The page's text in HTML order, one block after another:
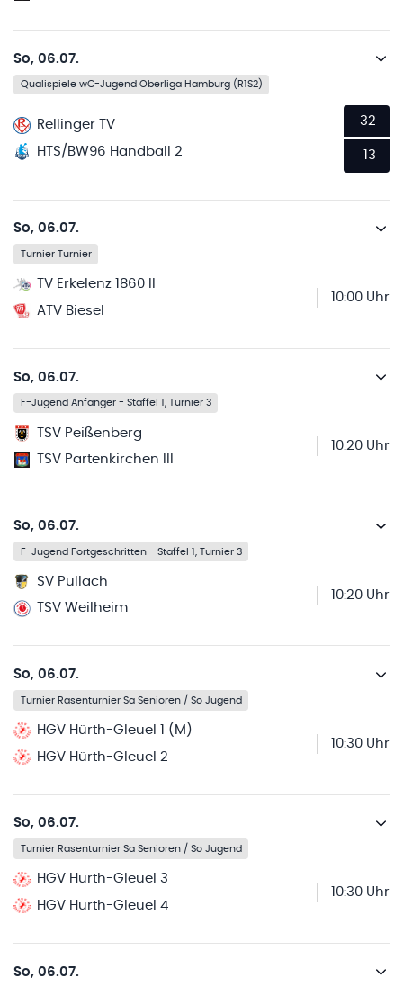
So, 06.07.
Qualispiele wC-Jugend Oberliga Hamburg (R1S2)
Rellinger TV
HTS/BW96 Handball 2
32
13
So, 06.07.
Turnier Turnier
TV Erkelenz 1860 II
ATV Biesel
10:00 Uhr
So, 06.07.
F-Jugend Anfänger - Staffel 1, Turnier 3
TSV Peißenberg
TSV Partenkirchen III
10:20 Uhr
So, 06.07.
F-Jugend Fortgeschritten - Staffel 1, Turnier 3
SV Pullach
TSV Weilheim
10:20 Uhr
So, 06.07.
Turnier Rasenturnier Sa Senioren / So Jugend
HGV Hürth-Gleuel 1 (M)
HGV Hürth-Gleuel 2
10:30 Uhr
So, 06.07.
Turnier Rasenturnier Sa Senioren / So Jugend
HGV Hürth-Gleuel 3
HGV Hürth-Gleuel 4
10:30 Uhr
So, 06.07.